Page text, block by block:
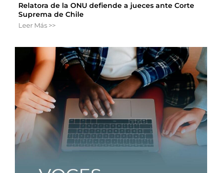
Relatora de la ONU defiende a jueces ante Corte
Suprema de Chile
Leer Más >>